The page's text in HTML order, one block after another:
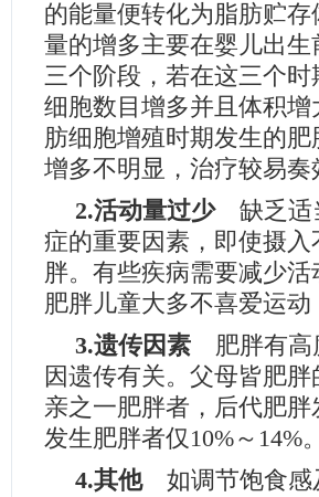
的能量便转化为脂肪贮
量的增多主要在婴儿出
三个阶段，若在这三个
细胞数目增多并且体积
肪细胞增殖时期发生的
增多不明显，治疗较易奏
2.活动量过少缺乏适
症的重要因素，即使摄
胖。有些疾病需要减少
肥胖儿童大多不喜爱运
3.遗传因素 肥胖有高
因遗传有关。父母皆肥
亲之一肥胖者，后代肥胖
发生肥胖者仅10%～14%。
4.其他如调节饱食感